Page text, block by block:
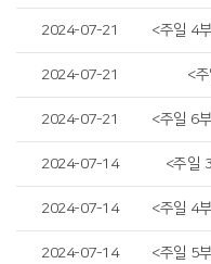
2024-07-21
2024-07-21 <
2024-07-21
2024-07-14 <주일
2024-07-14
2024-07-14